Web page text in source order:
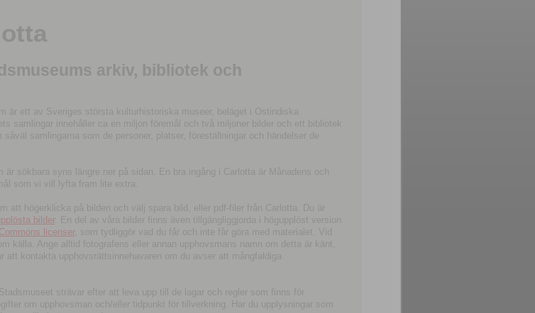
arkiv, bibliotek och
är ett av Sveriges största kulturhistoriska museer, beläget i Ostindiska
samlingar innehåller ca en miljon föremål och två miljoner bilder och ett bibliotek
samlingarna som de personer, platser, föreställningar och händelser de
sökbara syns längre ner på sidan. En bra ingång i Carlotta är Månadens och
som vi vill lyfta fram lite extra.
att högerklicka på bilden och välj spara bild, eller pdf-filer från Carlotta. Du är
bilder. En del av våra bilder finns även tillgängliggjorda i högupplöst version
licenser, som tydliggör vad du får och inte får göra med materialet. Vid
källa. Ange alltid fotografens eller annan upphovsmans namn om detta är känt,
att kontakta upphovsrättsinnehavaren om du avser att mångfaldiga
strävar efter att leva upp till de lagar och regler som finns för
om upphovsman och/eller tidpunkt för tillverkning. Har du upplysningar som